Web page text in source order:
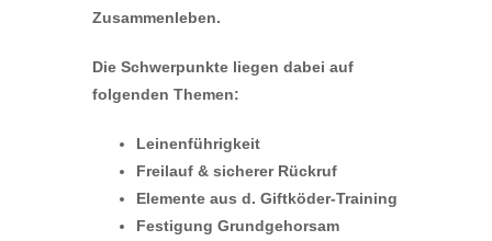
Zusammenleben.
Die Schwerpunkte liegen dabei auf
folgenden Themen:
Leinenführigkeit
Freilauf & sicherer Rückruf
Elemente aus d. Giftköder-Training
Festigung Grundgehorsam